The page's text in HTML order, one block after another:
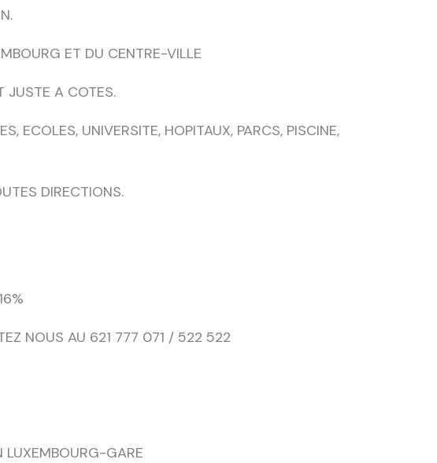
ET DU CENTRE-VILLE
JUSTE A COTES.
ECOLES, UNIVERSITE, HOPITAUX, PARCS, PISCINE,
DIRECTIONS.
NOUS AU 621 777 071 / 522 522
LUXEMBOURG-GARE